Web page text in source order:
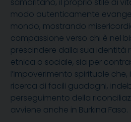
modo autenticamente
mondo, mostrando
compassione verso chi è nel
prescindere dalla sua identità
etnica o sociale, sia per
l’impoverimento spirituale che,
ricerca di facili guadagni,
perseguimento della
avviene anche in Burkina Faso.